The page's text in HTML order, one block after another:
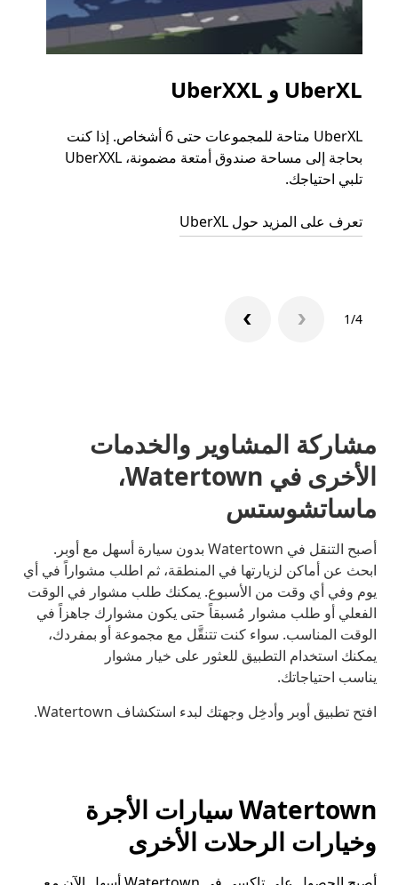
UberXL و UberXXL
UberXL متاحة للمجموعات حتى 6 أشخاص. إذا كنت
بحاجة إلى مساحة صندوق أمتعة مضمونة، UberXXL
تلبي احتياجك.
تعرف على المزيد حول UberXL
1/4
مشاركة المشاوير والخدمات
الأخرى في Watertown،
ماساتشوستس
أصبح التنقل في Watertown بدون سيارة أسهل مع أوبر.
ابحث عن أماكن لزيارتها في المنطقة، ثم اطلب مشواراً في أي
يوم وفي أي وقت من الأسبوع. يمكنك طلب مشوار في الوقت
الفعلي أو طلب مشوار مُسبقاً حتى يكون مشوارك جاهزاً في
الوقت المناسب. سواء كنت تتنقَّل مع مجموعة أو بمفردك،
يمكنك استخدام التطبيق للعثور على خيار مشوار
يناسب احتياجاتك.
افتح تطبيق أوبر وأدخِل وجهتك لبدء استكشاف Watertown.
Watertown سيارات الأجرة
وخيارات الرحلات الأخرى